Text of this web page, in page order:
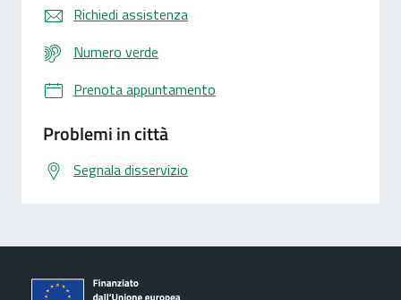
Richiedi assistenza
Numero verde
Prenota appuntamento
Problemi in città
Segnala disservizio